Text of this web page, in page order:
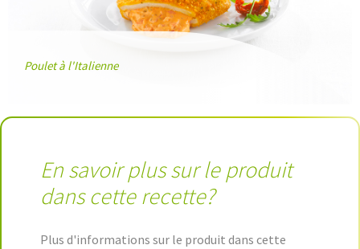
Poulet à l'Italienne
En savoir plus sur le produit
dans cette recette?
Plus d'informations sur le produit dans cette